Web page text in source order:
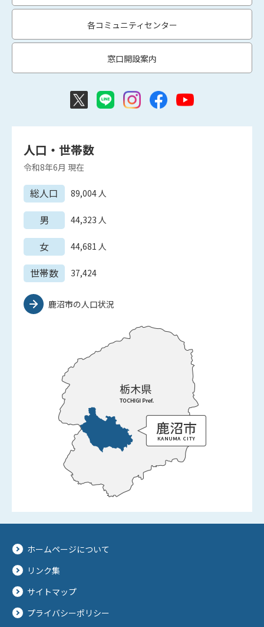
各コミュニティセンター
窓口開設案内
人口・世帯数
令和8年6月 現在
総人口 89,004人
男 44,323 人
女 44,681 人
世帯数 37,424
鹿沼市の人口状況
ホームページについて
リンク集
サイトマップ
プライバシーポリシー